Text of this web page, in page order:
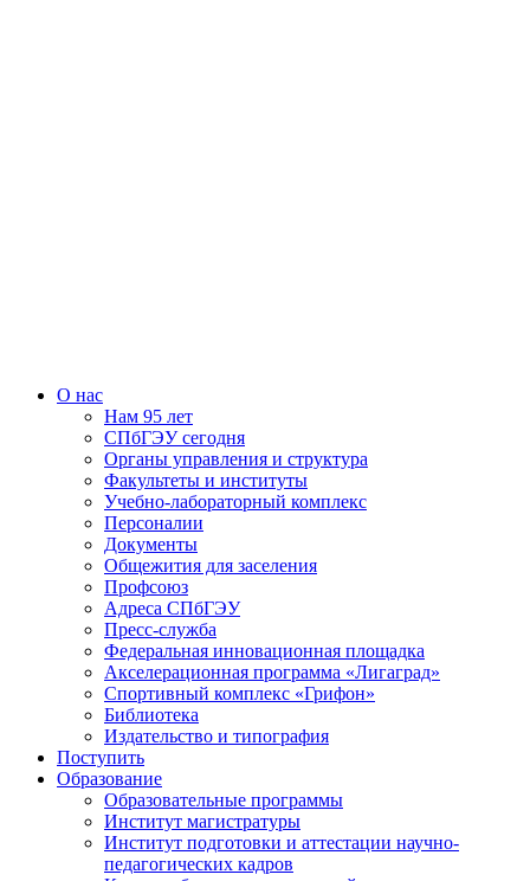
О нас
Нам 95 лет
СПбГЭУ сегодня
Органы управления и структура
Факультеты и институты
Учебно-лабораторный комплекс
Персоналии
Документы
Общежития для заселения
Профсоюз
Адреса СПбГЭУ
Пресс-служба
Федеральная инновационная площадка
Акселерационная программа «Лигаград»­­
Спортивный комплекс «Грифон»
Библиотека
Издательство и типография
Поступить
Образование
Образовательные программы
Институт магистратуры
Институт подготовки и аттестации научно-
педагогических кадров